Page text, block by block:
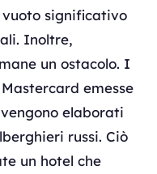
vuoto significativo
Inoltre,
un ostacolo. I
emesse
elaborati
russi. Ciò
un hotel che